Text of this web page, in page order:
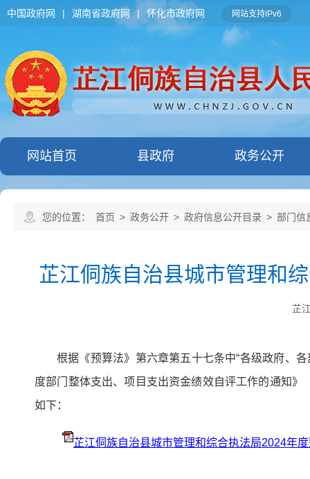
中国政府网 | 湖南省政府网 | 怀化市政府网 网站支持IPv6
网站首页 县政府 政务公开
您的位置： 首页 > 政务公开 > 政府信息公开目录 > 部门信
芷江侗族自治县城市管理和
芷
根据《预算法》第六章第五十七条中“各级政府、
度部门整体支出、项目支出资金绩效自评工作的通知
如下：
芷江侗族自治县城市管理和综合执法局2024年